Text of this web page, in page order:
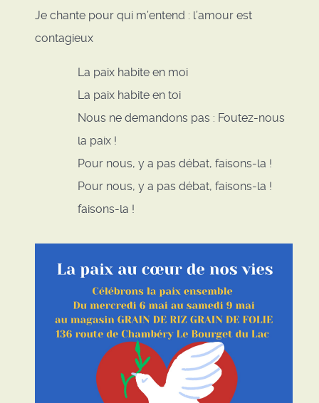
Je chante pour qui m’entend : l’amour est
contagieux
La paix habite en moi
La paix habite en toi
Nous ne demandons pas : Foutez-nous
la paix !
Pour nous, y a pas débat, faisons-la !
Pour nous, y a pas débat, faisons-la !
faisons-la !